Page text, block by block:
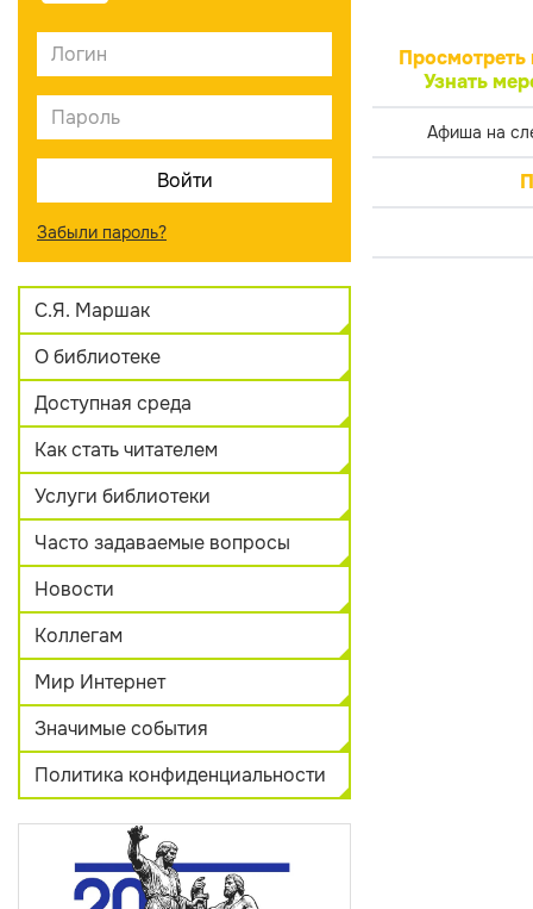
Забыли пароль?
С.Я. Маршак
О библиотеке
Доступная среда
Как стать читателем
Услуги библиотеки
Часто задаваемые вопросы
Новости
Коллегам
Мир Интернет
Значимые события
Политика конфиденциальности
Просмотреть
Узнать
Афиша на